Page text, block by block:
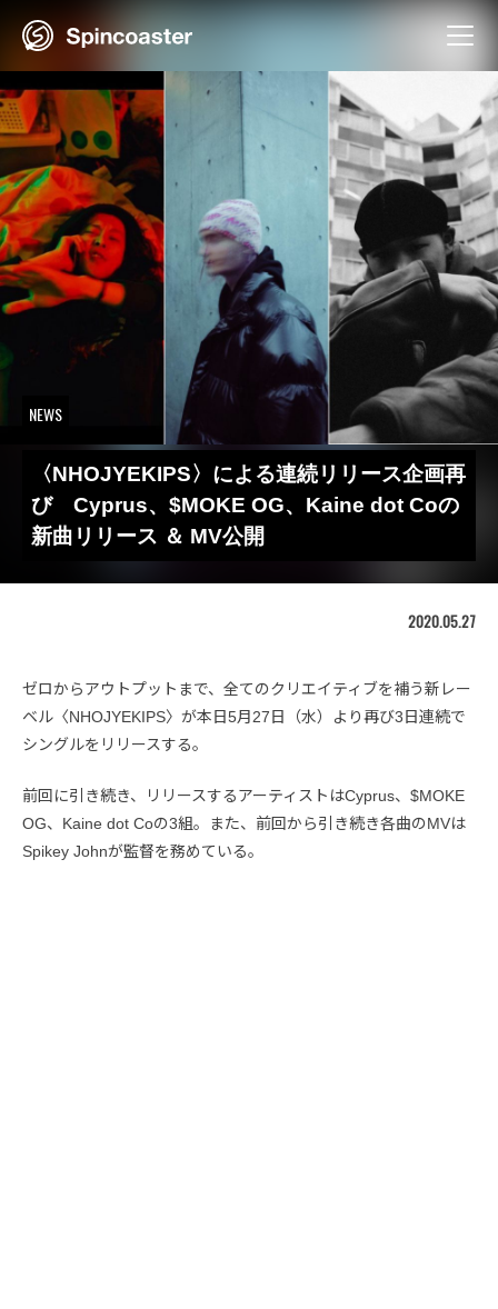
NEWS
〈NHOJYEKIPS〉による連続リリース企画再
び Cyprus、$MOKE OG、Kaine dot Coの
新曲リリース ＆ MV公開
2020.05.27
ゼロからアウトプットまで、全てのクリエイティブを補う新レー
ベル〈NHOJYEKIPS〉が本日5月27日（水）より再び3日連続で
シングルをリリースする。
前回に引き続き、リリースするアーティストはCyprus、$MOKE
OG、Kaine dot Coの3組。また、前回から引き続き各曲のMVは
Spikey Johnが監督を務めている。